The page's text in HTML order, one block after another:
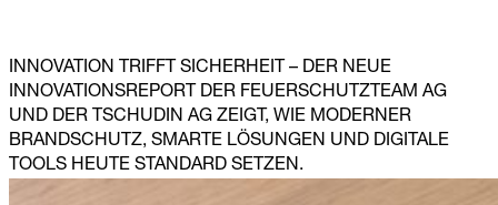
INNOVATION TRIFFT SICHERHEIT – DER NEUE
INNOVATIONSREPORT DER FEUERSCHUTZTEAM AG
UND DER TSCHUDIN AG ZEIGT, WIE MODERNER
BRANDSCHUTZ, SMARTE LÖSUNGEN UND DIGITALE
TOOLS HEUTE STANDARD SETZEN.